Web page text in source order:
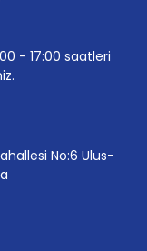
- 17:00 saatleri
No:6 Ulus-